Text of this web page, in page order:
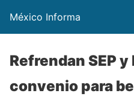
México Informa
Refrendan SEP
convenio para